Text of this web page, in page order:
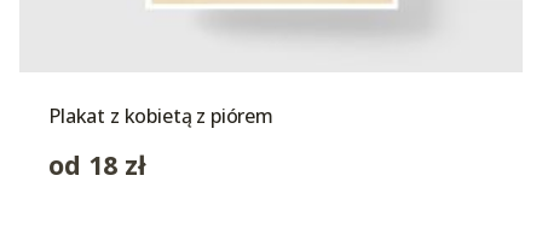
Plakat z kobietą z piórem
od 18 zł